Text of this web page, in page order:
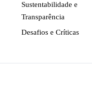
Sustentabilidade e
Transparência
Desafios e Críticas